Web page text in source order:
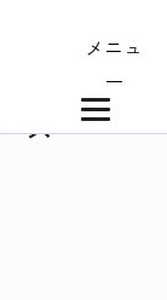
メニュ
ー
ス